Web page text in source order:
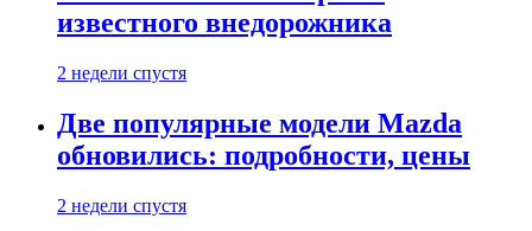
известного внедорожника
2 недели спустя
Две популярные модели Mazda
обновились: подробности, цены
2 недели спустя